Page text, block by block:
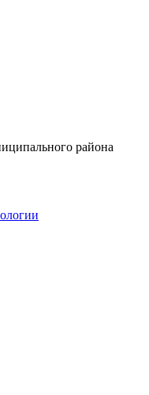
района